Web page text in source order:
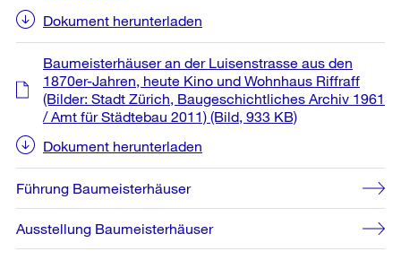
Dokument herunterladen
Baumeisterhäuser an der Luisenstrasse aus den
1870er-Jahren, heute Kino und Wohnhaus Riffraff
(Bilder: Stadt Zürich, Baugeschichtliches Archiv 1961
/ Amt für Städtebau 2011) (Bild, 933 KB)
Dokument herunterladen
Führung Baumeisterhäuser
Ausstellung Baumeisterhäuser